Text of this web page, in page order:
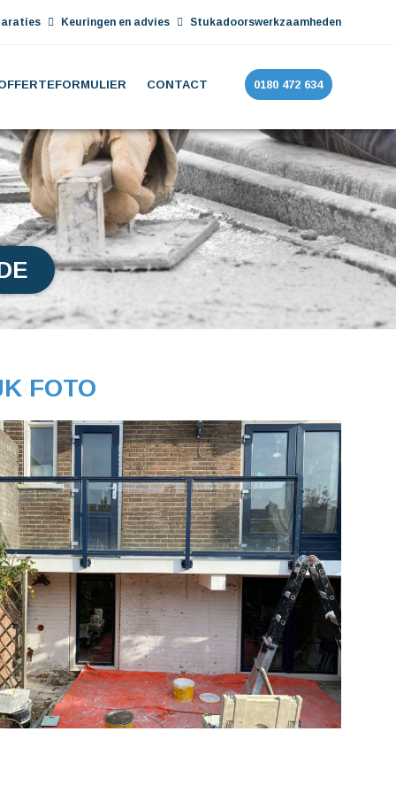
Keuringen en advies Stukadoorswerkzaamheden
CONTACT 0180 472 634
FOTO